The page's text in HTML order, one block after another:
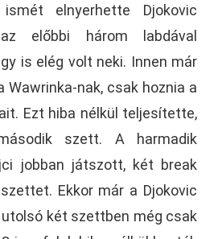
elnyerhette Djokovic
előbbi három labdával
is elég volt neki. Innen már
Wawrinka-nak, csak hoznia a
Ezt hiba nélkül teljesítette,
szett. A harmadik
jobban játszott, két break
Ekkor már a Djokovic
két szettben még csak